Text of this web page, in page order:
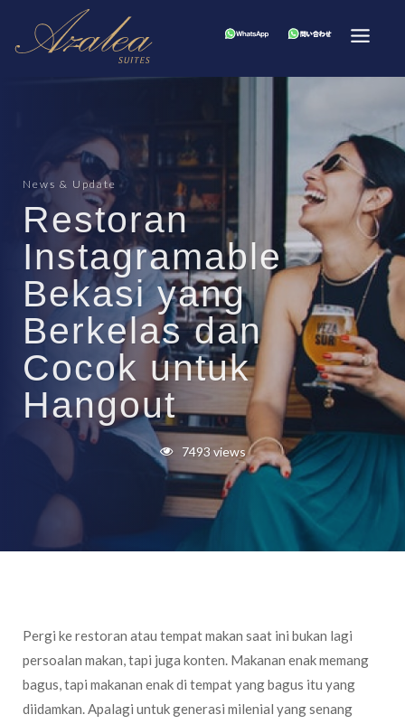
News & Update
Restoran
Instagramable
Bekasi yang
Berkelas dan
Cocok untuk
Hangout
7493 views
Pergi ke restoran atau tempat makan saat ini bukan lagi
persoalan makan, tapi juga konten. Makanan enak memang
bagus, tapi makanan enak di tempat yang bagus itu yang
diidamkan. Apalagi untuk generasi milenial yang senang